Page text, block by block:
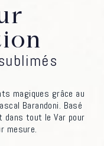
magiques grâce au
Barandoni. Basé
dans tout le Var pour
mesure.